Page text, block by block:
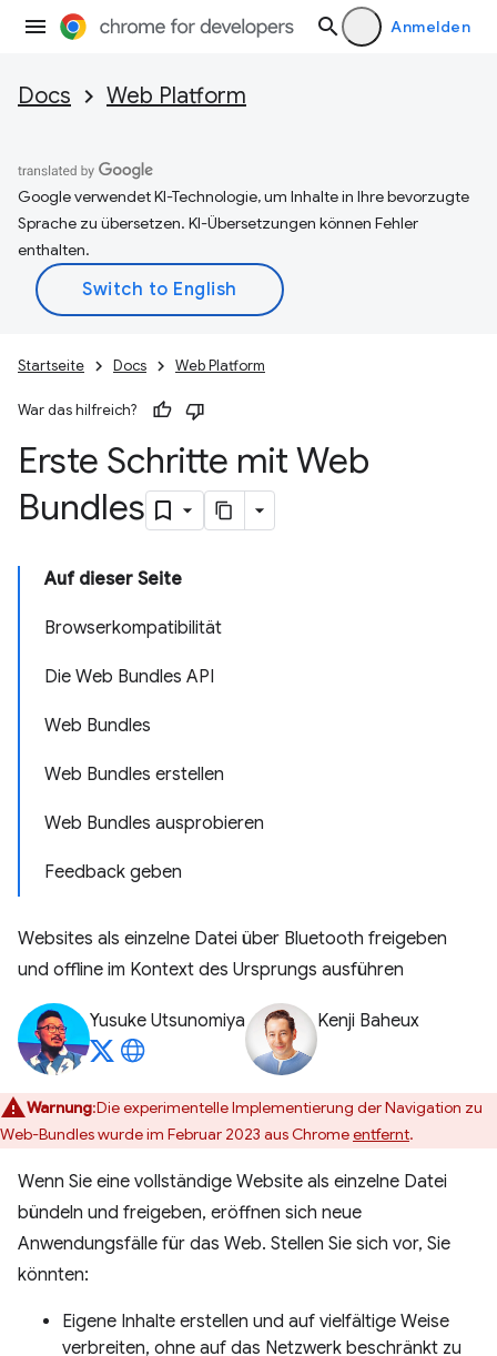
Anmelden
Docs Web Platform
Google verwendet KI-Technologie, um Inhalte in Ihre bevorzugte
Sprache zu übersetzen. KI-Übersetzungen können Fehler
enthalten.
Startseite Docs Web Platform
War das hilfreich?
Erste Schritte mit Web
Bundles
Auf dieser Seite
Browserkompatibilität
Die Web Bundles API
Web Bundles
Web Bundles erstellen
Web Bundles ausprobieren
Feedback geben
Websites als einzelne Datei über Bluetooth freigeben
und offline im Kontext des Ursprungs ausführen
Yusuke Utsunomiya Kenji Baheux
Warnung:Die experimentelle Implementierung der Navigation zu
Web-Bundles wurde im Februar 2023 aus Chromeentfernt.
Wenn Sie eine vollständige Website als einzelne Datei
bündeln und freigeben, eröffnen sich neue
Anwendungsfälle für das Web. Stellen Sie sich vor, Sie
könnten:
Eigene Inhalte erstellen und auf vielfältige Weise
verbreiten, ohne auf das Netzwerk beschränkt zu